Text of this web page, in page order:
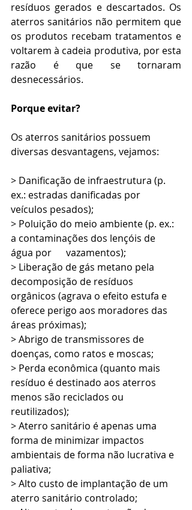
resíduos gerados e descartados. Os
aterros sanitários não permitem que
os produtos recebam tratamentos e
voltarem à cadeia produtiva, por esta
razão é que se tornaram
desnecessários.
Porque evitar?
Os aterros sanitários possuem
diversas desvantagens, vejamos:
> Danificação de infraestrutura (p.
ex.: estradas danificadas por
veículos pesados);
> Poluição do meio ambiente (p. ex.:
a contaminações dos lençóis de
água por      vazamentos);
> Liberação de gás metano pela
decomposição de resíduos
orgânicos (agrava o efeito estufa e
oferece perigo aos moradores das
áreas próximas);
> Abrigo de transmissores de
doenças, como ratos e moscas;
> Perda econômica (quanto mais
resíduo é destinado aos aterros
menos são reciclados ou
reutilizados);
> Aterro sanitário é apenas uma
forma de minimizar impactos
ambientais de forma não lucrativa e
paliativa;
> Alto custo de implantação de um
aterro sanitário controlado;